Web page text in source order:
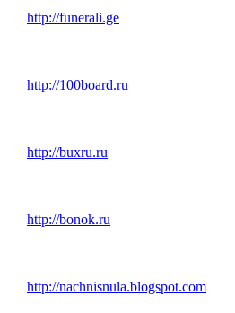
http://funerali.ge
http://100board.ru
http://buxru.ru
http://bonok.ru
http://nachnisnula.blogspot.com